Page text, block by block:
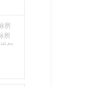
所
所
似
自
标